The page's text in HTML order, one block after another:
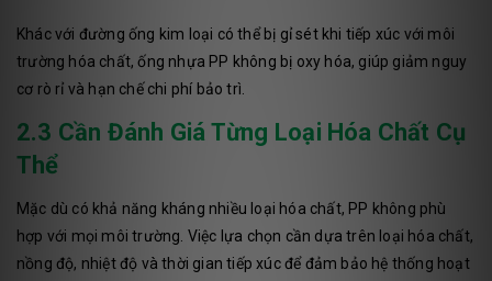
Khác với đường ống kim loại có thể bị gỉ sét khi tiếp xúc với môi
trường hóa chất, ống nhựa PP không bị oxy hóa, giúp giảm nguy
cơ rò rỉ và hạn chế chi phí bảo trì.
2.3 Cần Đánh Giá Từng Loại Hóa Chất Cụ
Thể
Mặc dù có khả năng kháng nhiều loại hóa chất, PP không phù
hợp với mọi môi trường. Việc lựa chọn cần dựa trên loại hóa chất,
nồng độ, nhiệt độ và thời gian tiếp xúc để đảm bảo hệ thống hoạt